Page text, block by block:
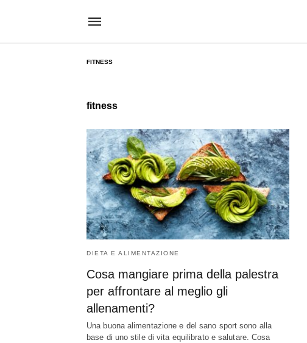
FITNESS
fitness
DIETA E ALIMENTAZIONE
Cosa mangiare prima della palestra
per affrontare al meglio gli
allenamenti?
Una buona alimentazione e del sano sport sono alla
base di uno stile di vita equilibrato e salutare. Cosa